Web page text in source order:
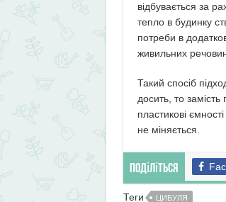
відбувається за
тепло в будинку
потреби в
живильних
Такий спосіб
досить, то
пластикові
не міняється.
Поділіться
Теги ЦИБУЛЯ